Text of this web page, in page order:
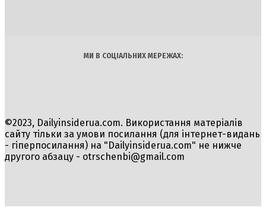
МИ В СОЦІАЛЬНИХ МЕРЕЖАХ:
©2023, Dailyinsiderua.com. Використання матеріалів
сайту тільки за умови посилання (для інтернет-видань
- гіперпосилання) на "Dailyinsiderua.com" не нижче
другого абзацу - otrschenbi@gmail.com